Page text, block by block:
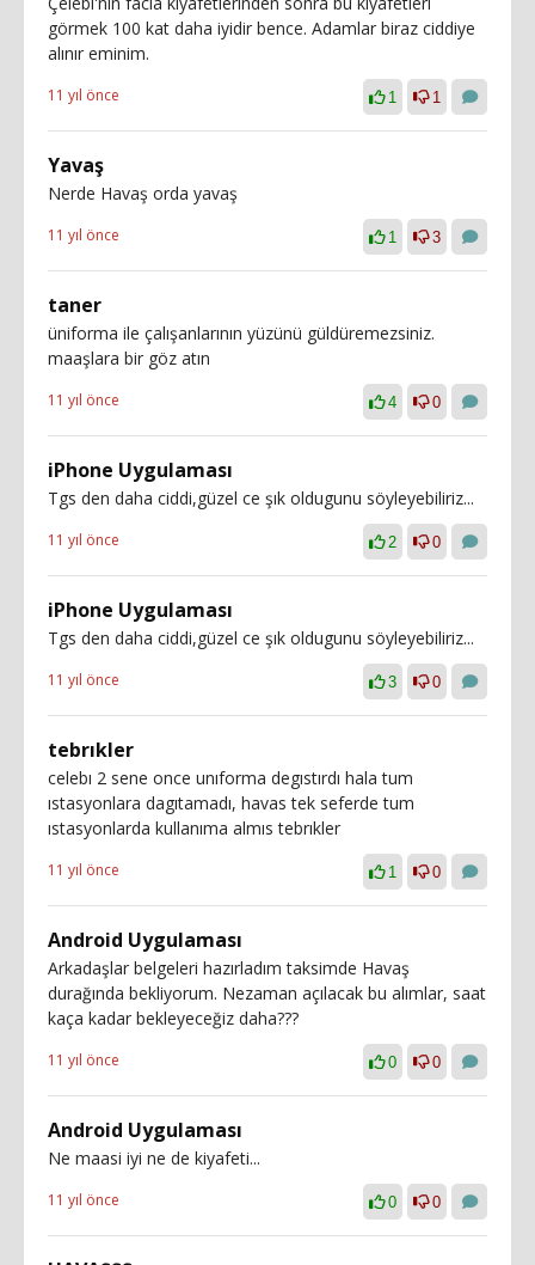
görmek 100 kat daha iyidir bence. Adamlar biraz ciddiye
alınır eminim.
11 yıl önce 1 1
Yavaş
Nerde Havaş orda yavaş
11 yıl önce 1 3
taner
üniforma ile çalışanlarının yüzünü güldüremezsiniz.
maaşlara bir göz atın
11 yıl önce 4 0
iPhone Uygulaması
Tgs den daha ciddi,güzel ce şık oldugunu söyleyebiliriz...
11 yıl önce 2 0
iPhone Uygulaması
Tgs den daha ciddi,güzel ce şık oldugunu söyleyebiliriz...
11 yıl önce 3 0
tebrıkler
celebı 2 sene once unıforma degıstırdı hala tum
ıstasyonlara dagıtamadı, havas tek seferde tum
ıstasyonlarda kullanıma almıs tebrıkler
11 yıl önce 1 0
Android Uygulaması
Arkadaşlar belgeleri hazırladım taksimde Havaş
durağında bekliyorum. Nezaman açılacak bu alımlar, saat
kaça kadar bekleyeceğiz daha???
11 yıl önce 0 0
Android Uygulaması
Ne maasi iyi ne de kiyafeti...
11 yıl önce 0 0